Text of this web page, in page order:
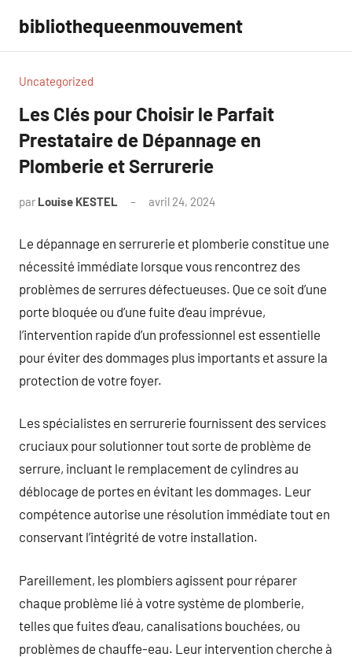
contenu
bibliothequeenmouvement
Uncategorized
Les Clés pour Choisir le Parfait
Prestataire de Dépannage en
Plomberie et Serrurerie
par Louise KESTEL avril 24, 2024
Le dépannage en serrurerie et plomberie constitue une
nécessité immédiate lorsque vous rencontrez des
problèmes de serrures défectueuses. Que ce soit d’une
porte bloquée ou d’une fuite d’eau imprévue,
l’intervention rapide d’un professionnel est essentielle
pour éviter des dommages plus importants et assure la
protection de votre foyer.
Les spécialistes en serrurerie fournissent des services
cruciaux pour solutionner tout sorte de problème de
serrure, incluant le remplacement de cylindres au
déblocage de portes en évitant les dommages. Leur
compétence autorise une résolution immédiate tout en
conservant l’intégrité de votre installation.
Pareillement, les plombiers agissent pour réparer
chaque problème lié à votre système de plomberie,
telles que fuites d’eau, canalisations bouchées, ou
problèmes de chauffe-eau. Leur intervention cherche à